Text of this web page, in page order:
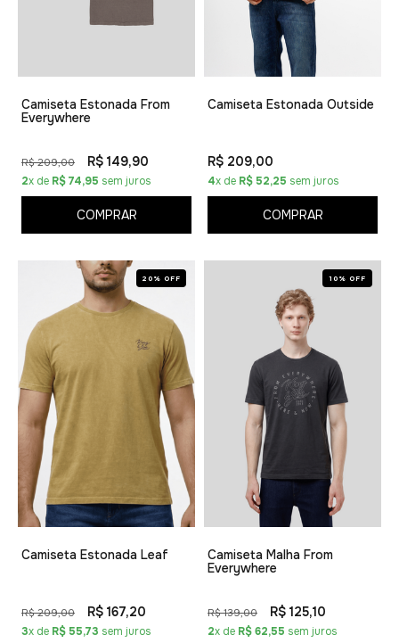
Camiseta Estonada From
Everywhere
R$ 209,00 R$ 149,90
2x de R$ 74,95 sem juros
COMPRAR
Camiseta Estonada Outside
R$ 209,00
4x de R$ 52,25 sem juros
COMPRAR
20% OFF
Camiseta Estonada Leaf
R$ 209,00 R$ 167,20
3x de R$ 55,73 sem juros
10% OFF
Camiseta Malha From
Everywhere
R$ 139,00 R$ 125,10
2x de R$ 62,55 sem juros